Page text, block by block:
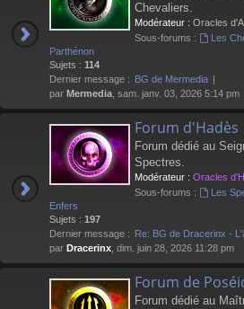
Chevaliers.
Modérateur : Oracles
Sous-forums :
Les
Parthénon
Sujets : 114
Dernier message :
BG de Mermedia
par Mermedia , sam. janv. 03, 2026 5:14 pm
Forum d'Hadès
Forum dédié au
Spectres.
Modérateur : Oracles
Sous-forums :
Les
Enfers
Sujets : 197
Dernier message :
Re: BG de Dracerinx -
par Dracerinx , dim. juin 28, 2026 11:28 pm
Forum de
Forum dédié au